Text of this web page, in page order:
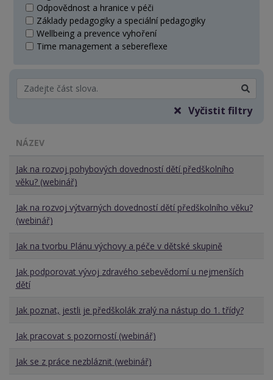
Odpovědnost a hranice v péči
Základy pedagogiky a speciální pedagogiky
Wellbeing a prevence vyhoření
Time management a sebereflexe
Vyčistit filtry
NÁZEV
Jak na rozvoj pohybových dovedností dětí předškolního
věku? (webinář)
Jak na rozvoj výtvarných dovedností dětí předškolního věku?
(webinář)
Jak na tvorbu Plánu výchovy a péče v dětské skupině
Jak podporovat vývoj zdravého sebevědomí u nejmenších
dětí
Jak poznat, jestli je předškolák zralý na nástup do 1. třídy?
Jak pracovat s pozorností (webinář)
Jak se z práce nezbláznit (webinář)